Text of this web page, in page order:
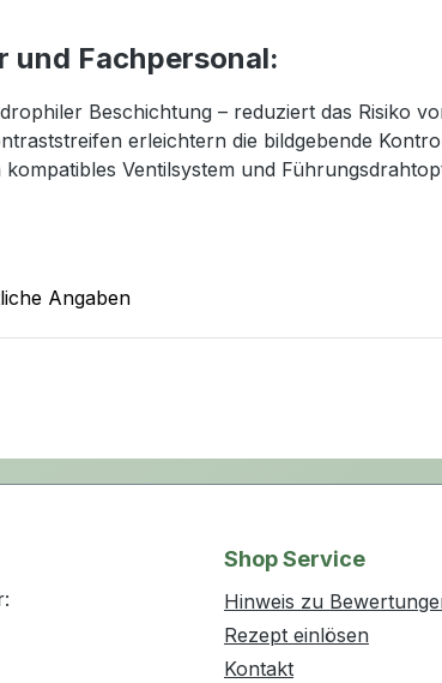
und Fachpersonal:
Beschichtung – reduziert das Risiko
erleichtern die bildgebende
Ventilsystem und
Angaben
Shop Service
Hinweis zu
Rezept einlösen
Kontakt